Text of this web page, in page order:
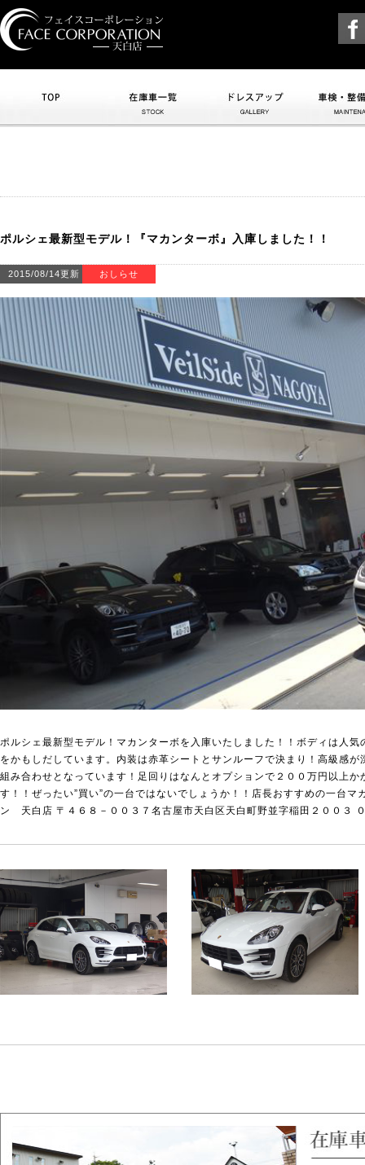
ポルシェ最新型モデル！『マカンターボ』入庫しました！！
2015/08/14更新 おしらせ
ポルシェ最新型モデル！マカンターボを入庫いたしました！！ボディは人
をかもしだしています。内装は赤革シートとサンルーフで決まり！高級感
組み合わせとなっています！足回りはなんとオプションで２００万円以上
す！！ぜったい”買い”の一台ではないでしょうか！！店長おすすめの一台マ
ン 天白店 〒４６８－００３７名古屋市天白区天白町野並字稲田２００